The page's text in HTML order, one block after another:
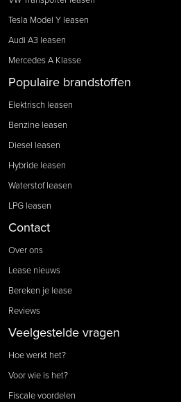
Tesla Model Y leasen
Audi A3 leasen
Mercedes A Klasse
Populaire brandstoffen
Elektrisch leasen
Benzine leasen
Diesel leasen
Hybride leasen
Waterstof leasen
LPG leasen
Contact
Over ons
Lease nieuws
Bereken je lease
Reviews
Veelgestelde vragen
Hoe werkt het?
Voor wie is het?
Fiscale voordelen